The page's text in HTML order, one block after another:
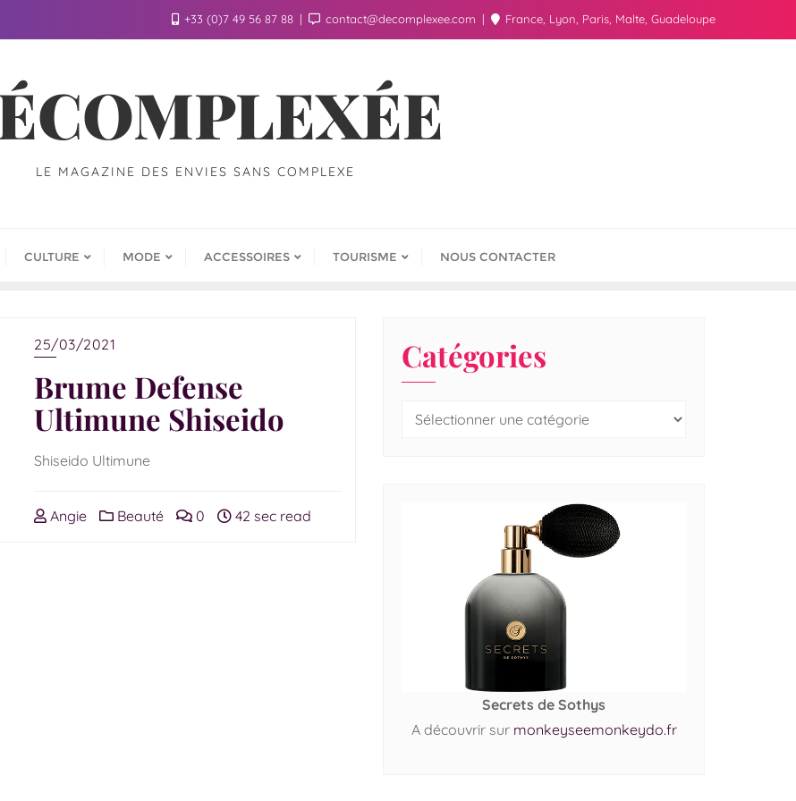
+33 (0)7 49 56 87 88 contact@decomplexee.com France, Lyon, Paris, Malte, Guadeloupe
LE MAGAZINE DES ENVIES SANS COMPLEXE
CULTURE MODE ACCESSOIRES TOURISME NOUS CONTACTER
25/03/2021
Brume Defense
Ultimune Shiseido
Shiseido Ultimune
Angie Beauté 0 42 sec read
Catégories
Secrets de Sothys
A découvrir sur monkeyseemonkeydo.fr